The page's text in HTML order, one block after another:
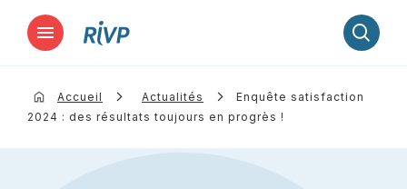
Accueil Actualités
Enquête satisfaction
2024 : des résultats toujours en progrès !